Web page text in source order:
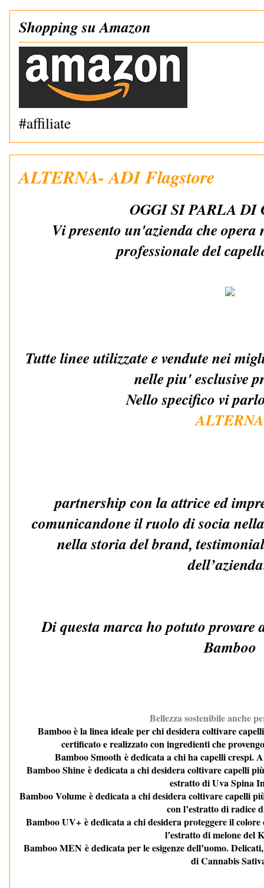
Shopping su Amazon
#affiliate
ALTERNA- ADI Flagstore
OGGI SI PARLA
Vi presento un'azienda che opera
professionale del
Tutte linee utilizzate e vendute nei
nelle piu' esclusive
Nello specifico vi
ALTERNA
partnership con la attrice ed
comunicandone il ruolo di socia
nella storia del brand,
Di questa marca ho potuto
Bamboo
Bellezza sostenibile anche
Bamboo è la linea ideale per chi desidera coltivare
certificato e realizzato con ingredienti che
Bamboo Smooth è dedicata a chi ha capelli crespi.
Bamboo Shine è dedicata a chi desidera coltivare capelli
estratto di Uva Spina
Bamboo Volume è dedicata a chi desidera coltivare capelli
con l’estratto di radice
Bamboo UV+ è dedicata a chi desidera proteggere il
l’estratto di melone del
Bamboo MEN è dedicata per le esigenze dell’uomo.
di Cannabis